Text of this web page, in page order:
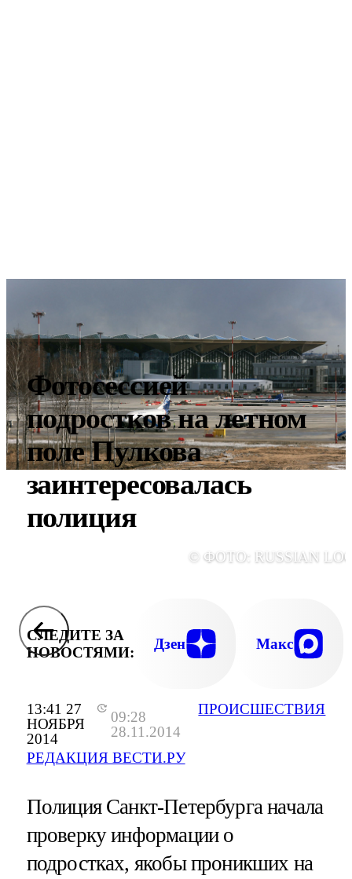
13:41 27
НОЯБРЯ
2014
09:28
28.11.2014
РЕДАКЦИЯ ВЕСТИ.РУ
ПРОИСШЕСТВИЯ
Фотосессией
подростков на летном
поле Пулкова
заинтересовалась
полиция
© ФОТО: RUSSIAN
СЛЕДИТЕ ЗА
НОВОСТЯМИ:
Дзен Макс
Полиция Санкт-Петербурга начала
проверку информации о
подростках, якобы проникших на